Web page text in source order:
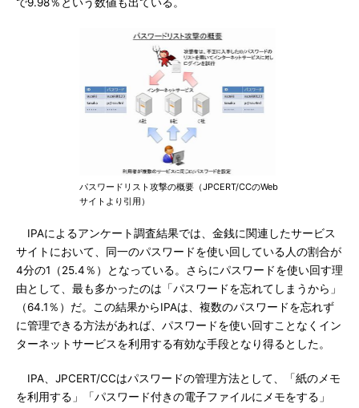
パスワードリスト攻撃の概要（JPCERT/CCのWeb
サイトより引用）
IPAによるアンケート調査結果では、金銭に関連したサービス
サイトにおいて、同一のパスワードを使い回している人の割合が
4分の1（25.4％）となっている。さらにパスワードを使い回す理
由として、最も多かったのは「パスワードを忘れてしまうから」
（64.1％）だ。この結果からIPAは、複数のパスワードを忘れず
に管理できる方法があれば、パスワードを使い回すことなくイン
ターネットサービスを利用する有効な手段となり得るとした。
IPA、JPCERT/CCはパスワードの管理方法として、「紙のメモ
を利用する」「パスワード付きの電子ファイルにメモをする」